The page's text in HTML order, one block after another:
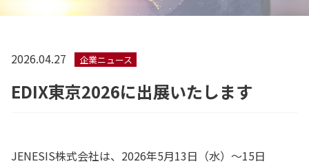
2026.04.27 企業ニュース
EDIX東京2026に出展いたします
JENESIS株式会社は、2026年5月13日（水）～15日